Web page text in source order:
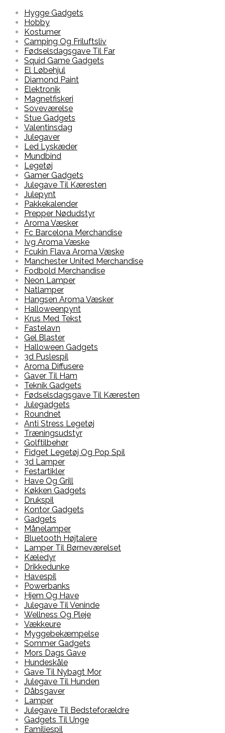
Hygge Gadgets
Hobby
Kostumer
Camping Og Friluftsliv
Fødselsdagsgave Til Far
Squid Game Gadgets
El Løbehjul
Diamond Paint
Elektronik
Magnetfiskeri
Soveværelse
Stue Gadgets
Valentinsdag
Julegaver
Led Lyskæder
Mundbind
Legetøj
Gamer Gadgets
Julegave Til Kæresten
Julepynt
Pakkekalender
Prepper Nødudstyr
Aroma Væsker
Fc Barcelona Merchandise
Ivg Aroma Væske
Fcukin Flava Aroma Væske
Manchester United Merchandise
Fodbold Merchandise
Neon Lamper
Natlamper
Hangsen Aroma Væsker
Halloweenpynt
Krus Med Tekst
Fastelavn
Gel Blaster
Halloween Gadgets
3d Puslespil
Aroma Diffusere
Gaver Til Ham
Teknik Gadgets
Fødselsdagsgave Til Kæresten
Julegadgets
Roundnet
Anti Stress Legetøj
Træningsudstyr
Golftilbehør
Fidget Legetøj Og Pop Spil
3d Lamper
Festartikler
Have Og Grill
Køkken Gadgets
Drukspil
Kontor Gadgets
Gadgets
Månelamper
Bluetooth Højtalere
Lamper Til Børneværelset
Kæledyr
Drikkedunke
Havespil
Powerbanks
Hjem Og Have
Julegave Til Veninde
Wellness Og Pleje
Vækkeure
Myggebekæmpelse
Sommer Gadgets
Mors Dags Gave
Hundeskåle
Gave Til Nybagt Mor
Julegave Til Hunden
Dåbsgaver
Lamper
Julegave Til Bedsteforældre
Gadgets Til Unge
Familiespil